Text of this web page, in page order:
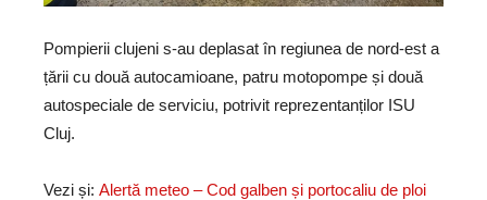
Pompierii clujeni s-au deplasat în regiunea de nord-est a
țării cu două autocamioane, patru motopompe și două
autospeciale de serviciu, potrivit reprezentanților ISU
Cluj.
Vezi și: Alertă meteo – Cod galben și portocaliu de ploi